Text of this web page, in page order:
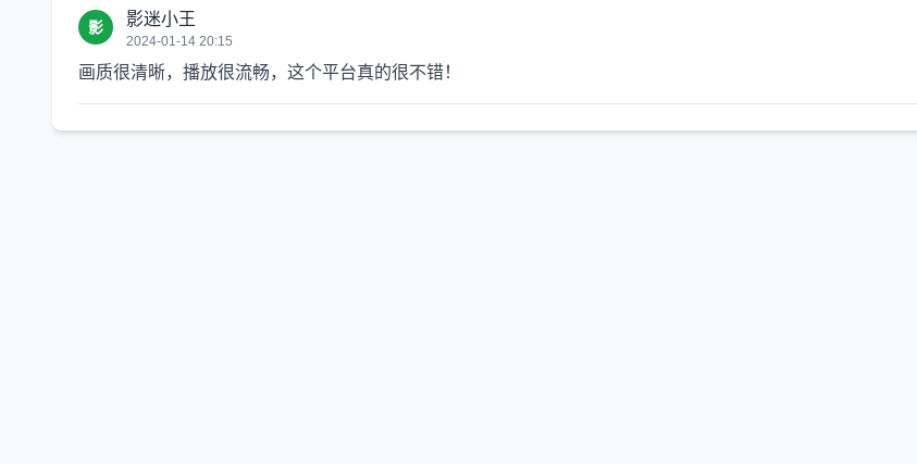
影 影迷小王
2024-01-14 20:15
画质很清晰，播放很流畅，这个平台真的很不错！